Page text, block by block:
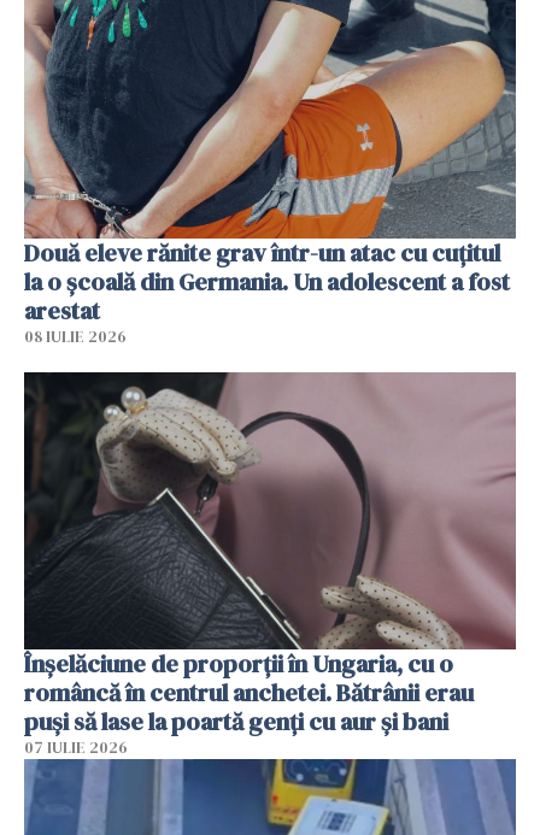
Două eleve rănite grav într-un atac cu cuțitul
la o școală din Germania. Un adolescent a fost
arestat
08 IULIE 2026
Înșelăciune de proporții în Ungaria, cu o
româncă în centrul anchetei. Bătrânii erau
puși să lase la poartă genți cu aur și bani
07 IULIE 2026